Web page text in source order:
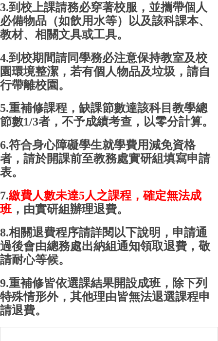
3.到校上課請務必穿著校服，並攜帶個人
必備物品（如飲用水等）以及該科課本、
教材、相關文具或工具。
4.到校期間請同學務必注意保持教室及校
園環境整潔，若有個人物品及垃圾，請自
行帶離校園。
5.重補修課程，缺課節數達該科目教學總
節數1/3者，不予成績考查，以零分計算。
6.符合身心障礙學生就學費用減免資格
者，請於開課前至教務處實研組填寫申請
表。
7.繳費人數未達5人之課程，確定無法成
班，由實研組辦理退費。
8.相關退費程序請詳閱以下說明，申請通
過後會由總務處出納組通知領取退費，敬
請耐心等候。
9.重補修皆依選課結果開設成班，除下列
特殊情形外，其他理由皆無法退選課程申
請退費。